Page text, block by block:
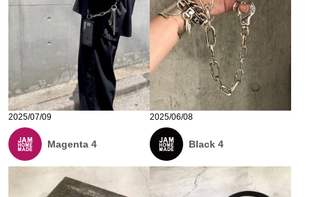
2025/07/09
Magenta 4
2025/06/08
Black 4